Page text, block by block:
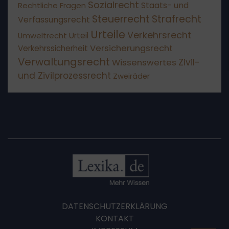
Rechtliche Fragen Sozialrecht Staats- und
Verfassungsrecht Steuerrecht Strafrecht
Umweltrecht Urteil Urteile Verkehrsrecht
Verkehrssicherheit Versicherungsrecht
Verwaltungsrecht Wissenswertes Zivil-
und Zivilprozessrecht Zweiräder
DATENSCHUTZERKLÄRUNG
KONTAKT